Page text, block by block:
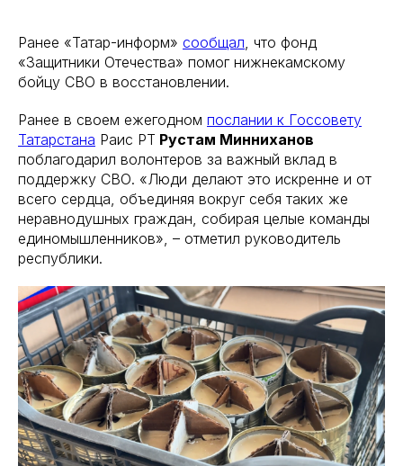
Ранее «Татар-информ» сообщал, что фонд
«Защитники Отечества» помог нижнекамскому
бойцу СВО в восстановлении.
Ранее в своем ежегодном послании к Госсовету
Татарстана Раис РТ Рустам Минниханов
поблагодарил волонтеров за важный вклад в
поддержку СВО. «Люди делают это искренне и от
всего сердца, объединяя вокруг себя таких же
неравнодушных граждан, собирая целые команды
единомышленников», – отметил руководитель
республики.